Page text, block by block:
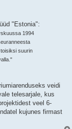
"Estonia":
1994
suurin
veidi
telesarjale, kus
veel 6-
kujunes firmast